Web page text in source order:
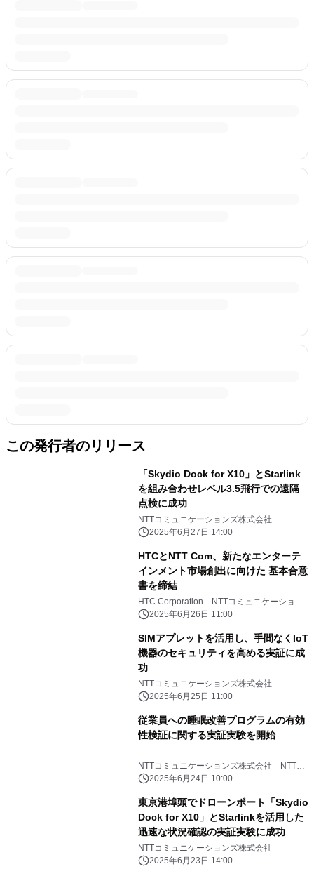
この発行者のリリース
「Skydio Dock for X10」とStarlink
を組み合わせレベル3.5飛行での遠隔
点検に成功
NTTコミュニケーションズ株式会社
2025年6月27日 14:00
HTCとNTT Com、新たなエンターテ
インメント市場創出に向けた 基本合意
書を締結
HTC Corporation NTTコミュニケーション
ズ株式会社
2025年6月26日 11:00
SIMアプレットを活用し、手間なくIoT
機器のセキュリティを高める実証に成
功
NTTコミュニケーションズ株式会社
2025年6月25日 11:00
従業員への睡眠改善プログラムの有効
性検証に関する実証実験を開始
NTTコミュニケーションズ株式会社 NTT
PARAVITA株式会社 みずほリサーチ＆テク
2025年6月24日 10:00
東京港埠頭でドローンポート「Skydio
Dock for X10」とStarlinkを活用した
迅速な状況確認の実証実験に成功
NTTコミュニケーションズ株式会社
2025年6月23日 14:00